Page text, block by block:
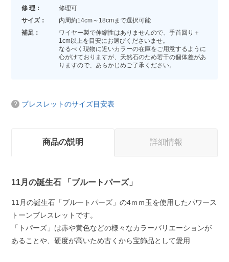
修 理：
修理可
サイズ：
内周約14cm～18cmまで選択可能
補足：
ワイヤー製で伸縮性はありませんので、手首回り＋
1cm以上を目安にお選びくださいませ。
なるべく現物に近いカラーの在庫をご用意するように
心がけておりますが、天然石のため若干の個体差があ
りますので、あらかじめご了承ください。
ブレスレットのサイズ目安表
商品の説明 詳細情報
11月の誕生石 「ブルートパーズ」
11月の誕生石「ブルートパーズ」の4ｍｍ玉を使用したパワース
トーンブレスレットです。
「トパーズ」は赤や黄色などの様々なカラーバリエーションが
あることや、硬度が高いため古くから宝飾品として愛用